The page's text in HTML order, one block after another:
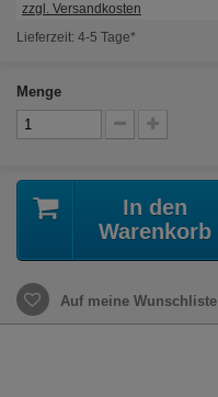
zzgl. Versandkosten
Lieferzeit: 4-5 Tage*
Menge
In den
Warenkorb
Auf meine Wunschliste